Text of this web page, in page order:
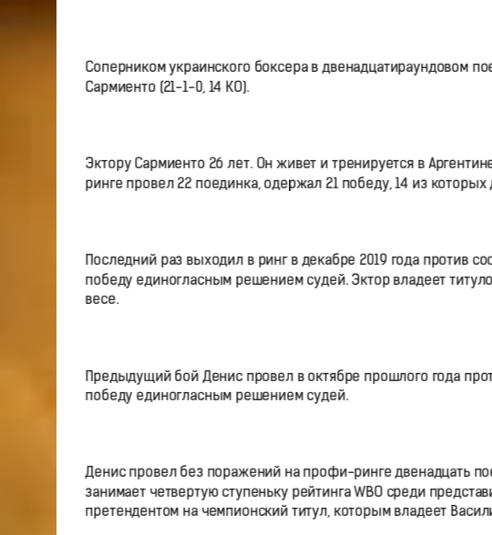
Соперником украинского боксера в двенадцатираундовом
Сармиенто (21-1-0, 14 КО).
Эктору Сармиенто 26 лет. Он живет и тренируется в
ринге провел 22 поединка, одержал 21 победу, 14 из которых
Последний раз выходил в ринг в декабре 2019 года против
победу единогласным решением судей. Эктор владеет
весе.
Предыдущий бой Денис провел в октябре прошлого года
победу единогласным решением судей.
Денис провел без поражений на профи-ринге двенадцать
занимает четвертую ступеньку рейтинга WBO среди
претендентом на чемпионский титул, которым владеет